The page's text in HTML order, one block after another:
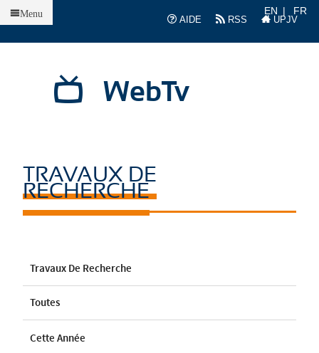
AIDE
RSS UPJV
EN FR
WebTv
Menu
TRAVAUX DE
RECHERCHE
Travaux De Recherche
Toutes
Cette Année